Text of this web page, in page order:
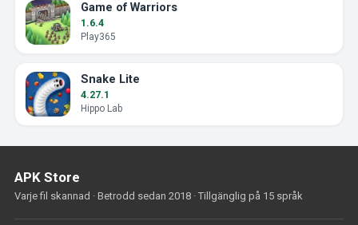
Game of Warriors
1.6.4
Play365
Snake Lite
4.27.1
Hippo Lab
APK Store
Varje fil skannad · Betrodd sedan 2018 · Tillgänglig på 15 språk